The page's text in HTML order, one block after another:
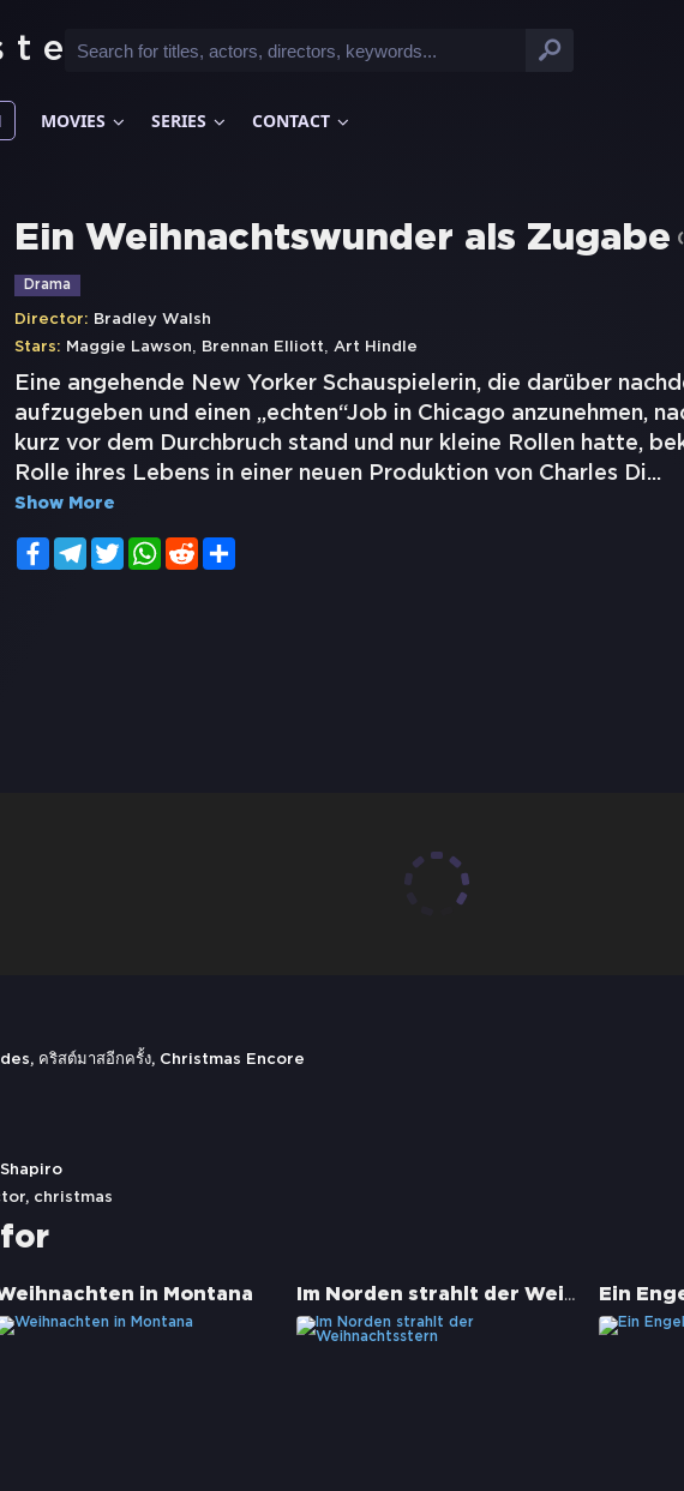
MOVIES SERIES CONTACT
Ein Weihnachtswunder als Zugabe (
Drama
Director: Bradley Walsh
Stars: Maggie Lawson, Brennan Elliott, Art Hindle
Eine angehende New Yorker Schauspielerin, die darüber
aufzugeben und einen „echten“Job in Chicago anzunehmen,
kurz vor dem Durchbruch stand und nur kleine Rollen hatte,
Rolle ihres Lebens in einer neuen Produktion von Charles Di...
Show More
FacebookTelegramTwitterWhatsApp
Reddit
คริสต์มาสอีกครั้ง, Christmas Encore
, christmas
for
in Montana Im Norden strahlt der Weihnachtsstern Ein